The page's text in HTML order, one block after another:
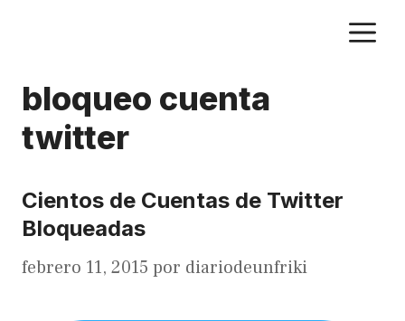
bloqueo cuenta
twitter
Cientos de Cuentas de Twitter
Bloqueadas
febrero 11, 2015 por diariodeunfriki